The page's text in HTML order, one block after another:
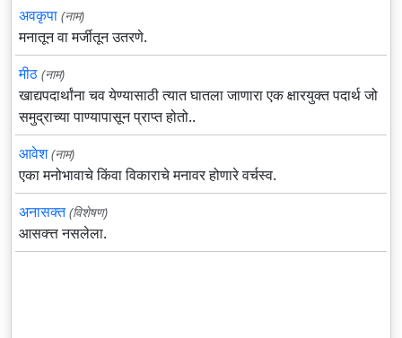
अवकृपा (नाम)
मनातून वा मर्जीतून उतरणे.
मीठ (नाम)
खाद्यपदार्थांना चव येण्यासाठी त्यात घातला जाणारा एक क्षारयुक्त पदार्थ जो
समुद्राच्या पाण्यापासून प्राप्त होतो..
आवेश (नाम)
एका मनोभावाचे किंवा विकाराचे मनावर होणारे वर्चस्व.
अनासक्त (विशेषण)
आसक्त्त नसलेला.